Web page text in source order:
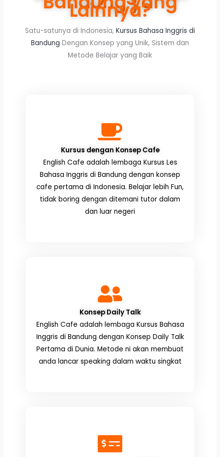
Lainnya?
Satu-satunya di Indonesia, Kursus Bahasa Inggris di
Bandung Dengan Konsep yang Unik, Sistem dan
Metode Belajar yang Baik
Kursus dengan Konsep Cafe
English Cafe adalah lembaga Kursus Les
Bahasa Inggris di Bandung dengan konsep
cafe pertama di Indonesia. Belajar lebih Fun,
tidak boring dengan ditemani tutor dalam
dan luar negeri
Konsep Daily Talk
English Cafe adalah lembaga Kursus Bahasa
Inggris di Bandung dengan Konsep Daily Talk
Pertama di Dunia. Metode ni akan membuat
anda lancar speaking dalam waktu singkat